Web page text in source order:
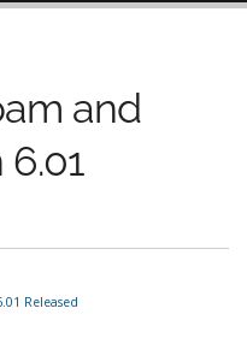
and
Released